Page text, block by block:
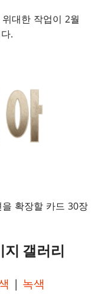
대한 작업이 2월
.
확장할 카드 30장
갤러리
| 녹색